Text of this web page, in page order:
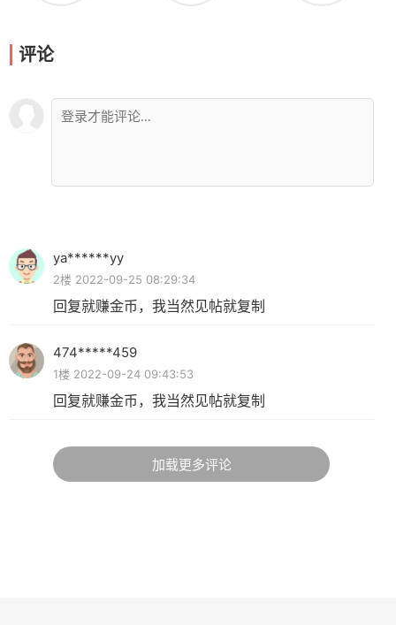
评论
ya******yy
2楼 2022-09-25 08:29:34
回复就赚金币，我当然见帖就复制
474*****459
1楼 2022-09-24 09:43:53
回复就赚金币，我当然见帖就复制
加载更多评论